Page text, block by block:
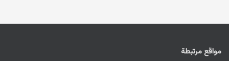
مواقع مرتبطة